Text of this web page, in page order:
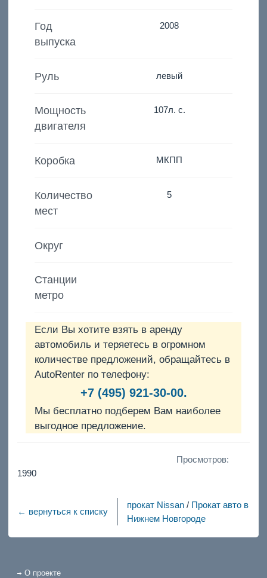
Год
выпуска
2008
Руль левый
Мощность
двигателя
107л. с.
Коробка МКПП
Количество
мест
5
Округ
Станции
метро
Если Вы хотите взять в аренду
автомобиль и теряетесь в огромном
количестве предложений, обращайтесь в
AutoRenter по телефону:
+7 (495) 921-30-00.
Мы бесплатно подберем Вам наиболее
выгодное предложение.
Просмотров:
1990
← вернуться к списку
прокат Nissan / Прокат авто в
Нижнем Новгороде
О проекте